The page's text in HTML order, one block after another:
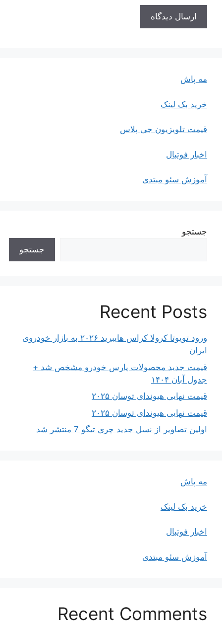
مه پاش
خرید بک لینک
قیمت تلویزیون جی پلاس
اخبار فوتبال
آموزش سئو مبتدی
جستجو
جستجو
Recent Posts
ورود تویوتا کرولا کراس هایبرید ۲۰۲۶ به بازار خودروی
قیمت جدید محصولات پارس خودرو مشخص شد +
جدول آبان ۱۴۰۴
قیمت نهایی هیوندای توسان ۲۰۲۵
قیمت نهایی هیوندای توسان ۲۰۲۵
اولین تصاویر از نسل جدید چری تیگو 7 منتشر شد
مه پاش
خرید بک لینک
اخبار فوتبال
آموزش سئو مبتدی
Recent Comments